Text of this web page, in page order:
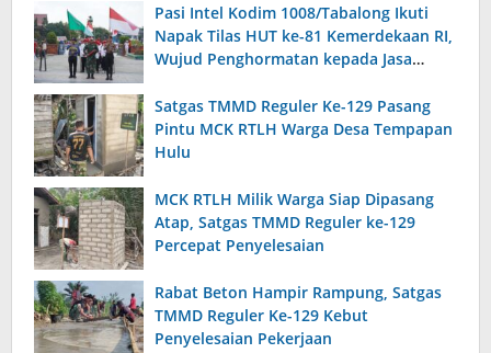
Pasi Intel Kodim 1008/Tabalong Ikuti
Napak Tilas HUT ke-81 Kemerdekaan RI,
Wujud Penghormatan kepada Jasa
Satgas TMMD Reguler Ke-129 Pasang
Pintu MCK RTLH Warga Desa Tempapan
Hulu
MCK RTLH Milik Warga Siap Dipasang
Atap, Satgas TMMD Reguler ke-129
Percepat Penyelesaian
Rabat Beton Hampir Rampung, Satgas
TMMD Reguler Ke-129 Kebut
Penyelesaian Pekerjaan